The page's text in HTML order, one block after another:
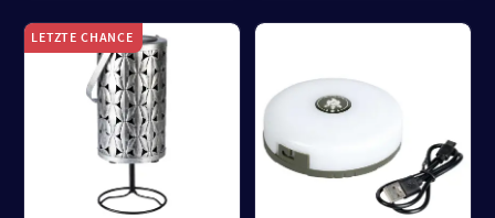
LETZTE CHANCE